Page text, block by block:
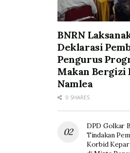
BNRN
Deklarasi
Pengurus
Makan Bergizi
Namlea
0 SHARES
DPD Golkar
Tindakan
Korbid